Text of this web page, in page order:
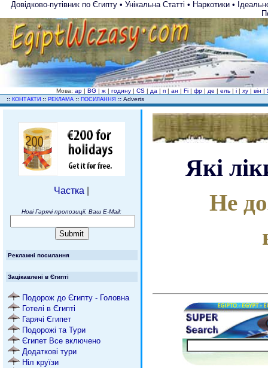
Довідково-путівник по Єгипту • Унікальна Статті • Наркотики •
Мова:ар |BG |ж |годину |CS | да |п |ан |Fi |фр | де |ель |і |ху |він |
:: КОНТАКТИ :: РЕКЛАМА :: ПОСИЛАННЯ :: Adverts
Частка
Нові Гарячі пропозиції. Ваш E-Mail:
Рекламні посилання
Зацікавлені в Єгипті
Подорож до Єгипту - Головна
Готелі в Єгипті
Гарячі Єгипет
Подорожі та Тури
Єгипет Все включено
Додаткові тури
Ніл круїзи
Які
Не